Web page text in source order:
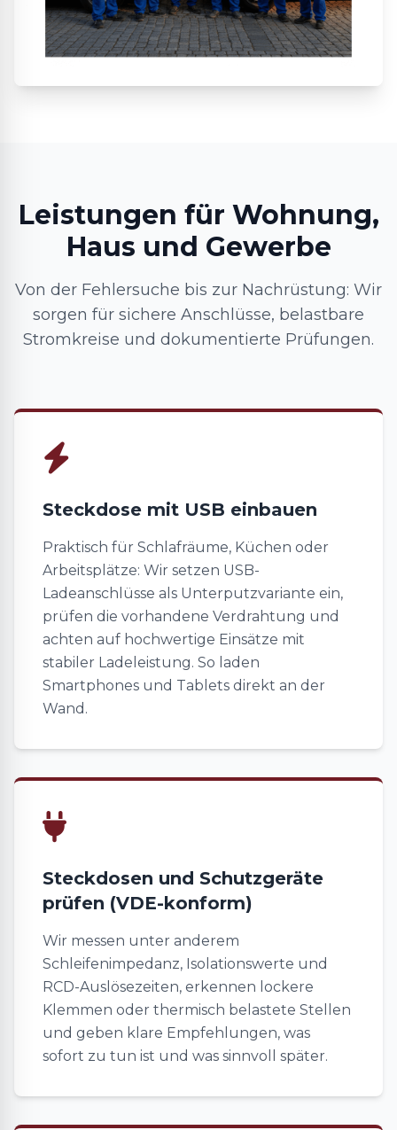
Leistungen für Wohnung,
Haus und Gewerbe
Von der Fehlersuche bis zur Nachrüstung: Wir
sorgen für sichere Anschlüsse, belastbare
Stromkreise und dokumentierte Prüfungen.
Steckdose mit USB einbauen
Praktisch für Schlafräume, Küchen oder
Arbeitsplätze: Wir setzen USB-
Ladeanschlüsse als Unterputzvariante ein,
prüfen die vorhandene Verdrahtung und
achten auf hochwertige Einsätze mit
stabiler Ladeleistung. So laden
Smartphones und Tablets direkt an der
Wand.
Steckdosen und Schutzgeräte
prüfen (VDE-konform)
Wir messen unter anderem
Schleifenimpedanz, Isolationswerte und
RCD-Auslösezeiten, erkennen lockere
Klemmen oder thermisch belastete Stellen
und geben klare Empfehlungen, was
sofort zu tun ist und was sinnvoll später.